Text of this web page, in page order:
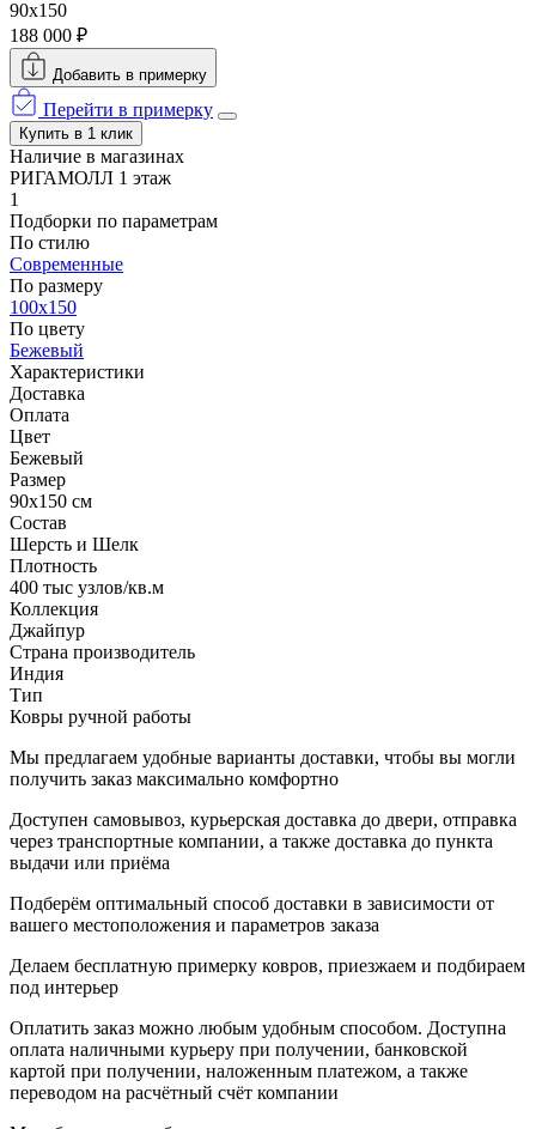
90x150
188 000 ₽
Добавить в примерку
Перейти в примерку
Купить в 1 клик
Наличие в магазинах
РИГАМОЛЛ 1 этаж
1
Подборки по параметрам
По стилю
Современные
По размеру
100x150
По цвету
Бежевый
Характеристики
Доставка
Оплата
Цвет
Бежевый
Размер
90x150 см
Состав
Шерсть и Шелк
Плотность
400 тыс узлов/кв.м
Коллекция
Джайпур
Страна производитель
Индия
Тип
Ковры ручной работы
Мы предлагаем удобные варианты доставки, чтобы вы могли
получить заказ максимально комфортно
Доступен самовывоз, курьерская доставка до двери, отправка
через транспортные компании, а также доставка до пункта
выдачи или приёма
Подберём оптимальный способ доставки в зависимости от
вашего местоположения и параметров заказа
Делаем бесплатную примерку ковров, приезжаем и подбираем
под интерьер
Оплатить заказ можно любым удобным способом. Доступна
оплата наличными курьеру при получении, банковской
картой при получении, наложенным платежом, а также
переводом на расчётный счёт компании